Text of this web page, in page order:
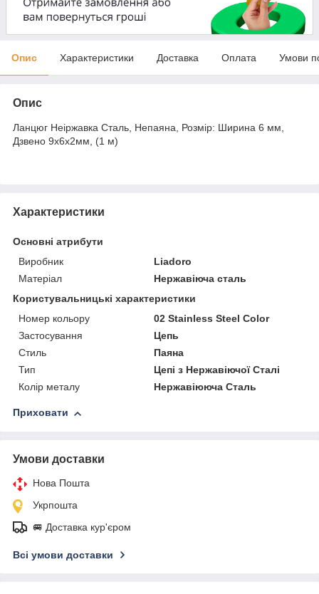
Опис Характеристики Доставка Оплата Умови
Опис
Ланцюг Неіржавка Сталь, Непаяна, Розмір: Ширина 6 мм,
Дзвено 9х6х2мм, (1 м)
Характеристики
Основні атрибути
Виробник
Liadoro
Матеріал
Нержавіюча сталь
Користувальницькі характеристики
Номер кольору
02 Stainless Steel Color
Застосування
Цепь
Стиль
Паяна
Тип
Цепі з Нержавіючої Сталі
Колір металу
Нержавіююча Сталь
Приховати
Умови доставки
Нова Пошта
Укрпошта
🚐 Доставка кур'єром
Всі умови доставки